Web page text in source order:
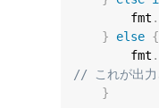
        fmt
.
}
else {
        fmt
.
// これが出力
}